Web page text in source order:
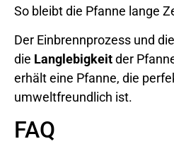
So bleibt die Pfanne lange
Der Einbrennprozess und
die Langlebigkeitder
erhält eine Pfanne, die
umweltfreundlich ist.
FAQ